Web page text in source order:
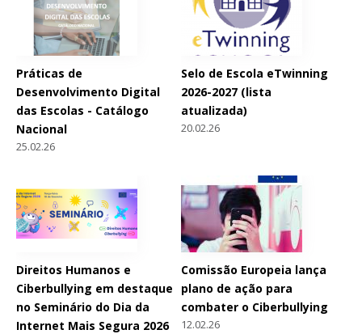
Práticas de
Desenvolvimento Digital
das Escolas - Catálogo
Nacional
25.02.26
Selo de Escola eTwinning
2026-2027 (lista
atualizada)
20.02.26
Direitos Humanos e
Ciberbullying em destaque
no Seminário do Dia da
Internet Mais Segura 2026
Comissão Europeia lança
plano de ação para
combater o Ciberbullying
12.02.26